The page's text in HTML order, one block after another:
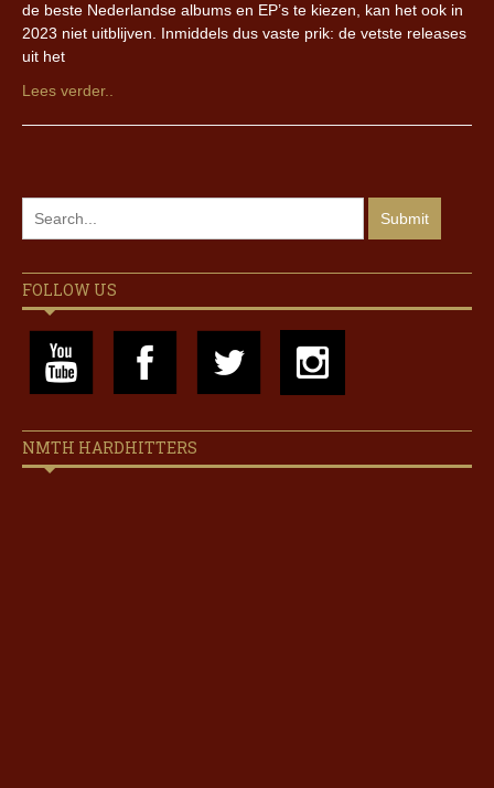
de beste Nederlandse albums en EP’s te kiezen, kan het ook in
2023 niet uitblijven. Inmiddels dus vaste prik: de vetste releases
uit het
Lees verder..
FOLLOW US
NMTH HARDHITTERS